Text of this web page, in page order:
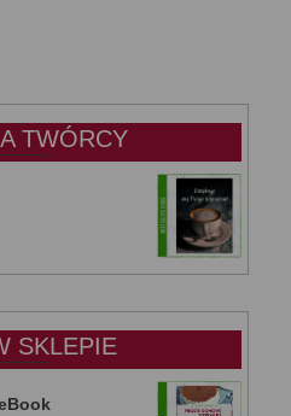
TWÓRCY
SKLEPIE